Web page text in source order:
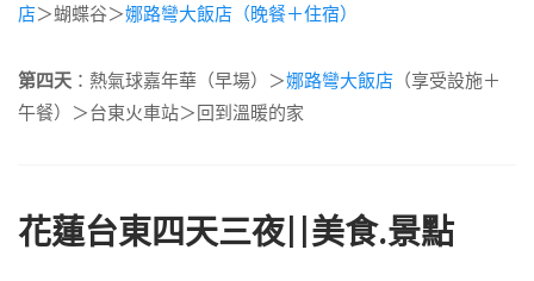
店＞蝴蝶谷＞娜路彎大飯店（晚餐＋住宿）
第四天 ：熱氣球嘉年華（早場）＞娜路彎大飯店 （享受設施＋
午餐）＞台東火車站＞回到溫暖的家
花蓮台東四天三夜||美食.景點